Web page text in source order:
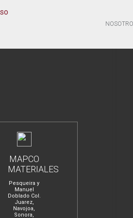
MAPCO
MATERIALES
Pesqueira y
Manuel
Doblado Col.
Juarez,
Navojoa,
Sonora,